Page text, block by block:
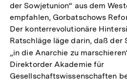
der Sowjetunion“ aus dem
empfahlen, Gorbatschows
Der konterrevolutionäre
Ratschläge läge darin, daß der
„in die Anarchie zu
Direktorder Akademie für
Gesellschaftswissenschaften